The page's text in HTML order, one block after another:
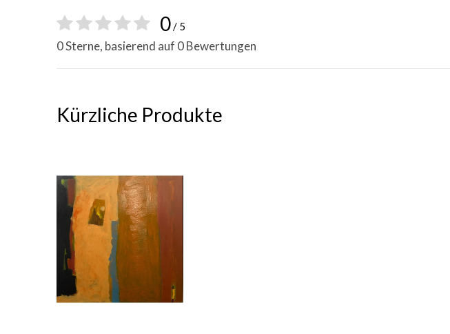
0/ 5
0 Sterne, basierend auf 0 Bewertungen
Kürzliche Produkte